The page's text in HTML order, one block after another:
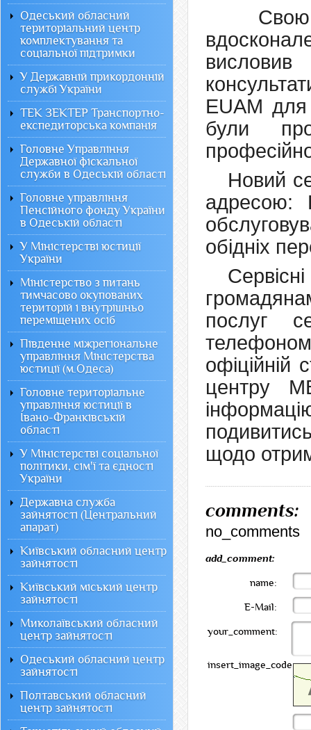
Свою
EUAM для
були
Новий
адресою:
обідніх
послуг
офіційній
центру
щодо
comments:
no_comments
add_comment:
name:
E-Mail:
your_comment:
insert_image_code:
Одеський обласний
територіальний центр
комплектування та
соціальної підтримки
У Державній прикордонній
службі України
ТЕК ЗЕКТЕР Транспортно-
експедиторська компанія
Головне Управління
Державної фіскальної
служби в Одеській області
Головне управління
Пенсійного фонду України
в Одеській області
У Міністерстві юстиції
України
Міністерство з питань
тимчасово окупованих
територій і внутрішньо
переміщених осіб
Південне міжрегіональне
управління Міністерства
юстиції (м.Одеса)
Головне територіальне
управління юстиції в
Івано-Франківській
області
У Міністерстві соціальної
політики, сім'ї та єдності
України
Державна служба
зайнятості (Центральний
апарат)
Київський обласний центр
зайнятості
Київський міський центр
зайнятості
Миколаївський обласний
центр зайнятості
Одеський обласний центр
зайнятості
Полтавський обласний
центр зайнятості